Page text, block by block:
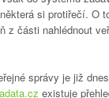
si protiřečí. O
z části nahlédnout
správy je již
existuje